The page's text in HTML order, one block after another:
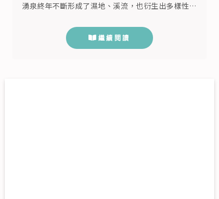
湧泉終年不斷形成了濕地、溪流，也衍生出多樣性的
讓此地生生不息，這裡是花蓮縣光復鄉的馬太鞍濕
地，這趟來到花蓮玩，是想要去一些之前沒去的過的
繼續閱讀